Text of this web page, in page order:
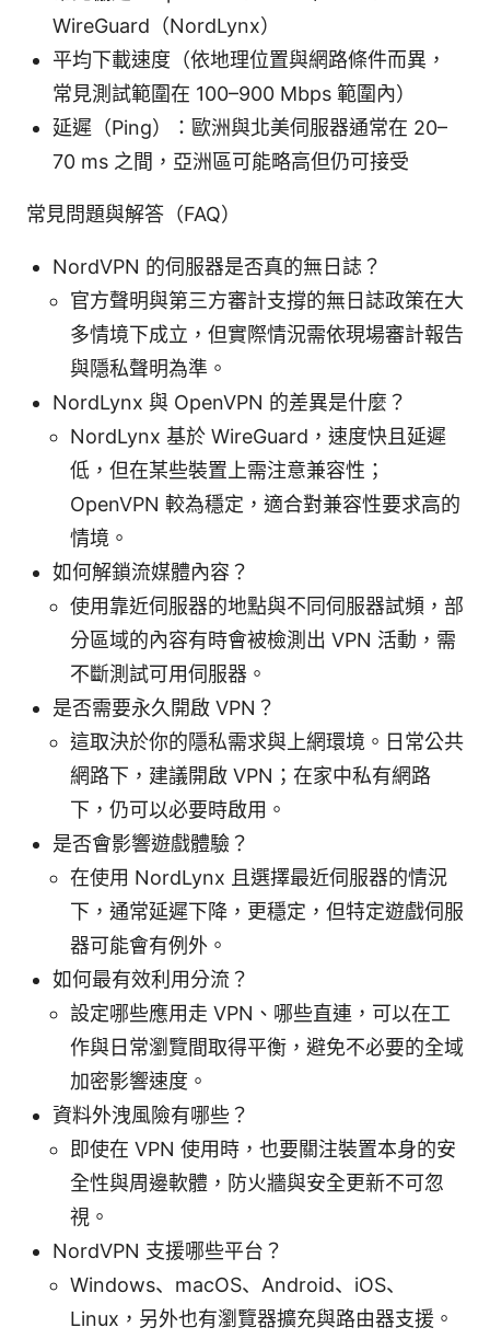
WireGuard（NordLynx）
平均下載速度（依地理位置與網路條件而異，
常見測試範圍在 100–900 Mbps 範圍內）
延遲（Ping）：歐洲與北美伺服器通常在 20–
70 ms 之間，亞洲區可能略高但仍可接受
常見問題與解答（FAQ）
NordVPN 的伺服器是否真的無日誌？
官方聲明與第三方審計支撐的無日誌政策在大
多情境下成立，但實際情況需依現場審計報告
與隱私聲明為準。
NordLynx 與 OpenVPN 的差異是什麼？
NordLynx 基於 WireGuard，速度快且延遲
低，但在某些裝置上需注意兼容性；
OpenVPN 較為穩定，適合對兼容性要求高的
情境。
如何解鎖流媒體內容？
使用靠近伺服器的地點與不同伺服器試頻，部
分區域的內容有時會被檢測出 VPN 活動，需
不斷測試可用伺服器。
是否需要永久開啟 VPN？
這取決於你的隱私需求與上網環境。日常公共
網路下，建議開啟 VPN；在家中私有網路
下，仍可以必要時啟用。
是否會影響遊戲體驗？
在使用 NordLynx 且選擇最近伺服器的情況
下，通常延遲下降，更穩定，但特定遊戲伺服
器可能會有例外。
如何最有效利用分流？
設定哪些應用走 VPN、哪些直連，可以在工
作與日常瀏覽間取得平衡，避免不必要的全域
加密影響速度。
資料外洩風險有哪些？
即使在 VPN 使用時，也要關注裝置本身的安
全性與周邊軟體，防火牆與安全更新不可忽
視。
NordVPN 支援哪些平台？
Windows、macOS、Android、iOS、
Linux，另外也有瀏覽器擴充與路由器支援。